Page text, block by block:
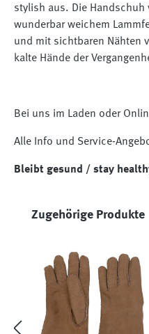
stylish aus. Die
wunderbar weichem
und mit sichtbaren Nähten
kalte Hände der
Bei uns im Laden oder
Alle Info und Service-
Bleibt gesund / stay
Produktgalerie
Zugehörige Produkte